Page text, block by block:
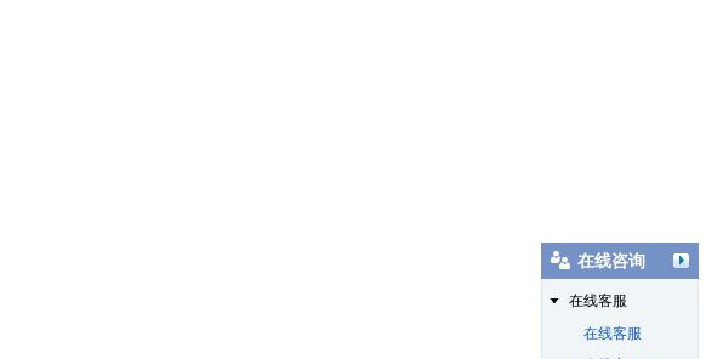
在线咨询
在线客服
在线客服